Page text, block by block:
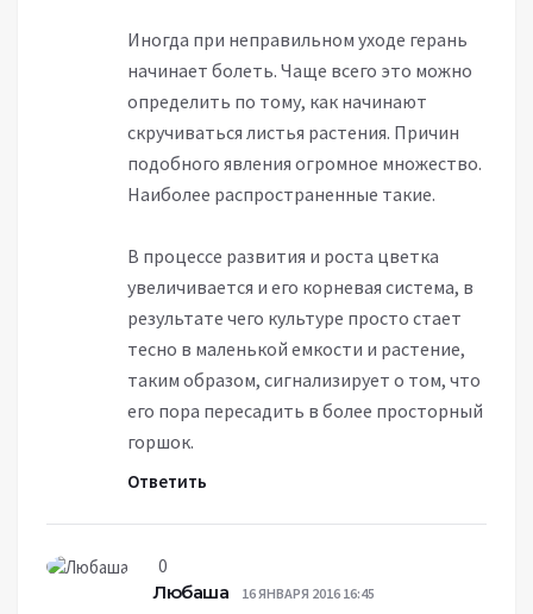
Иногда при неправильном уходе герань
начинает болеть. Чаще всего это можно
определить по тому, как начинают
скручиваться листья растения. Причин
подобного явления огромное множество.
Наиболее распространенные такие.
В процессе развития и роста цветка
увеличивается и его корневая система, в
результате чего культуре просто стает
тесно в маленькой емкости и растение,
таким образом, сигнализирует о том, что
его пора пересадить в более просторный
горшок.
Ответить
0
Любаша
16 ЯНВАРЯ 2016 16:45